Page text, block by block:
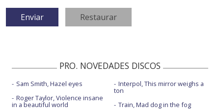
PRO. NOVEDADES DISCOS
Sam Smith, Hazel eyes
Roger Taylor, Violence insane
in a beautiful world
Interpol, This mirror weighs a
ton
Train, Mad dog in the fog